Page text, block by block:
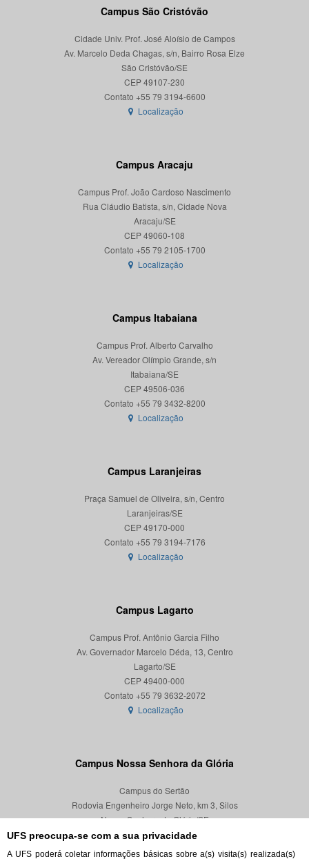
UFS preocupa-se com a sua privacidade
A UFS poderá coletar informações básicas sobre a(s) visita(s) realizada(s)
Campus São Cristóvão
Cidade Univ. Prof. José Aloísio de Campos
Av. Marcelo Deda Chagas, s/n, Bairro Rosa Elze
São Cristóvão/SE
CEP 49107-230
Localização
Campus Aracaju
Campus Prof. João Cardoso Nascimento
Rua Cláudio Batista, s/n, Cidade Nova
Aracaju/SE
CEP 49060-108
Localização
Campus Itabaiana
Campus Prof. Alberto Carvalho
Av. Vereador Olímpio Grande, s/n
Itabaiana/SE
CEP 49506-036
Localização
Campus Laranjeiras
Praça Samuel de Oliveira, s/n, Centro
Laranjeiras/SE
CEP 49170-000
Localização
Campus Lagarto
Campus Prof. Antônio Garcia Filho
Av. Governador Marcelo Déda, 13, Centro
Lagarto/SE
CEP 49400-000
Localização
Campus Nossa Senhora da Glória
Campus do Sertão
Rodovia Engenheiro Jorge Neto, km 3, Silos
Nossa Senhora da Glória/SE
CEP 49680-000